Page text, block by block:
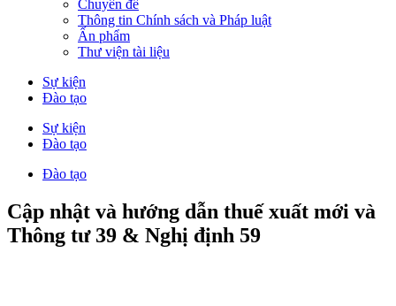
Chuyên đề
Thông tin Chính sách và Pháp luật
Ấn phẩm
Thư viện tài liệu
Sự kiện
Đào tạo
Sự kiện
Đào tạo
Đào tạo
Cập nhật và hướng dẫn thuế xuất mới và
Thông tư 39 & Nghị định 59